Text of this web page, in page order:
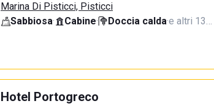
Marina Di Pisticci, Pisticci
Sabbiosa· Cabine· Doccia calda·e altri 13…
Hotel Portogreco